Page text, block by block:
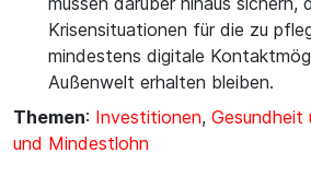
Krisensituationen für die zu
mindestens digitale
Außenwelt erhalten bleiben.
Themen: Investitionen, Gesundheit
und Mindestlohn